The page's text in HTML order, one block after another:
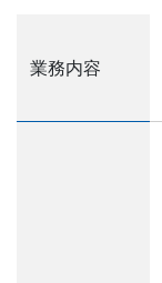
業務内容